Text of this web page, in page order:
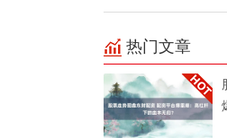
热门文章